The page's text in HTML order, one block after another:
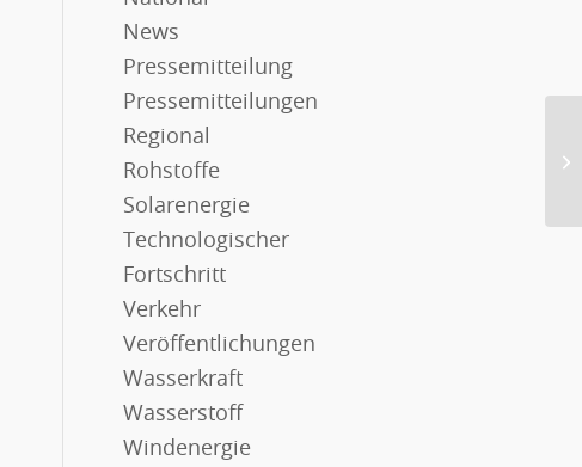
News
Pressemitteilung
Pressemitteilungen
Regional
Rohstoffe
Solarenergie
Technologischer
Fortschritt
Verkehr
Veröffentlichungen
Wasserkraft
Wasserstoff
Windenergie